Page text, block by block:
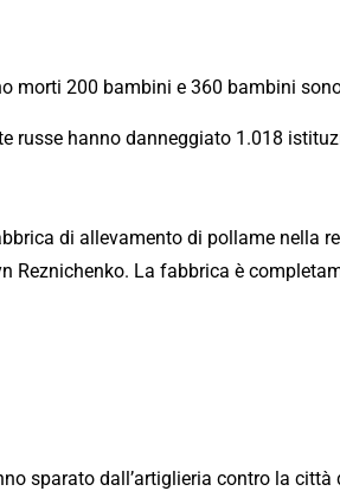
morti 200 bambini e 360 ​​bambini
russe hanno danneggiato 1.018
di allevamento di pollame nella
Reznichenko. La fabbrica è
sparato dall’artiglieria contro la